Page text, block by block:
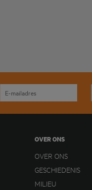
OVER ONS
OVER ONS
GESCHIEDENIS
MILIEU